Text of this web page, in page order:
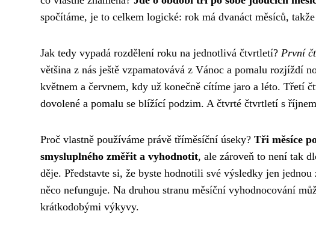
spočítáme, je to celkem logické: rok má dvanáct měsíců,
Jak tedy vypadá rozdělení roku na jednotlivá čtvrtletí? První
většina z nás ještě vzpamatovává z Vánoc a pomalu rozjíždí
květnem a červnem, kdy už konečně cítíme jaro a léto. Třetí
dovolené a pomalu se blížící podzim. A čtvrté čtvrtletí s
Proč vlastně používáme právě tříměsíční úseky? Tři měsíce
smysluplného změřit a vyhodnotit, ale zároveň to není tak
děje. Představte si, že byste hodnotili své výsledky jen
něco nefunguje. Na druhou stranu měsíční vyhodnocování
krátkodobými výkyvy.